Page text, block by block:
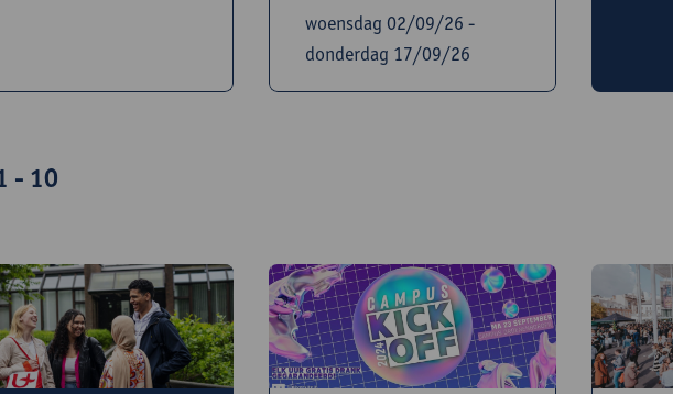
woensdag 02/09/26 -
donderdag 17/09/26
- 10